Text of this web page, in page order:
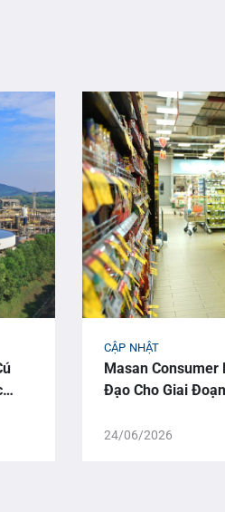
CẬP NHẬT
Masan Consumer
Đạo Cho Giai
24/06/2026